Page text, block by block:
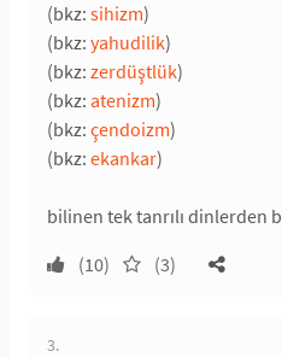
(bkz: sihizm)
(bkz: yahudilik)
(bkz: zerdüştlük)
(bkz: atenizm)
(bkz: çendoizm)
(bkz: ekankar)
bilinen tek tanrılı dinlerden
(10)
(3)
3.